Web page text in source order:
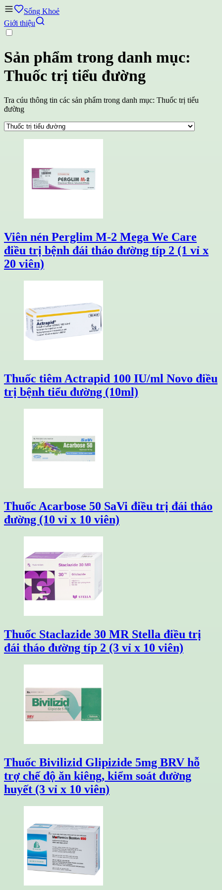
Sống Khoẻ
Giới thiệu
Sản phẩm trong danh mục:
Thuốc trị tiểu đường
Tra cúu thông tin các sản phẩm trong danh mục: Thuốc trị tiểu
đường
Viên nén Perglim M-2 Mega We Care
điều trị bệnh đái tháo đường típ 2 (1 vỉ x
20 viên)
Thuốc tiêm Actrapid 100 IU/ml Novo điều
trị bệnh tiểu đường (10ml)
Thuốc Acarbose 50 SaVi điều trị đái tháo
đường (10 vỉ x 10 viên)
Thuốc Staclazide 30 MR Stella điều trị
đái tháo đường típ 2 (3 vỉ x 10 viên)
Thuốc Bivilizid Glipizide 5mg BRV hỗ
trợ chế độ ăn kiêng, kiểm soát đường
huyết (3 vỉ x 10 viên)